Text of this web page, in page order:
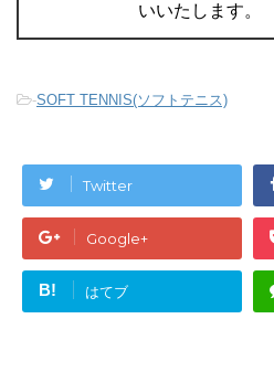
いいたします。
-SOFT TENNIS(ソフトテニス)
Twitter
Google+
B! はてブ